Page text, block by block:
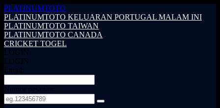
PLATINUMTOTO
PLATINUMTOTO KELUARAN PORTUGAL MALAM INI
PLATINUMTOTO TAIWAN
PLATINUMTOTO CANADA
CRICKET TOGEL
LOGIN
LOGIN
Email:
Nomor pesanan: